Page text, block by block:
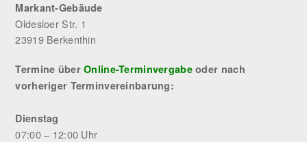
Markant-Gebäude
Oldesloer Str. 1
23919 Berkenthin
Termine überOnline-Terminvergabeoder nach
vorheriger Terminvereinbarung:
Dienstag
07:00 – 12:00 Uhr